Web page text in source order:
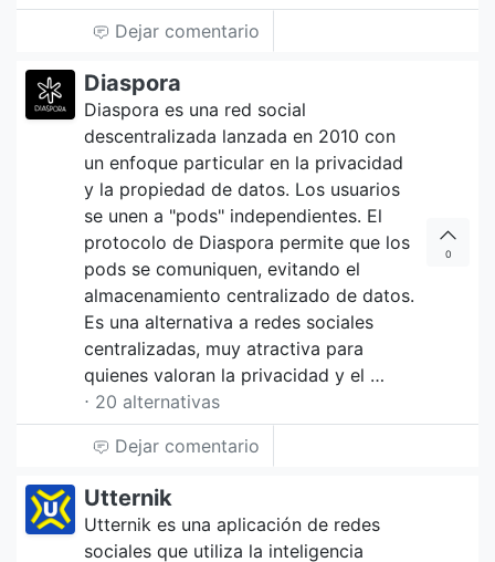
Dejar comentario
Diaspora
Diaspora es una red social
descentralizada lanzada en 2010 con
un enfoque particular en la privacidad
y la propiedad de datos. Los usuarios
se unen a "pods" independientes. El
protocolo de Diaspora permite que los
pods se comuniquen, evitando el
almacenamiento centralizado de datos.
Es una alternativa a redes sociales
centralizadas, muy atractiva para
quienes valoran la privacidad y el …
⋅ 20 alternativas
0
Dejar comentario
Utternik
Utternik es una aplicación de redes
sociales que utiliza la inteligencia